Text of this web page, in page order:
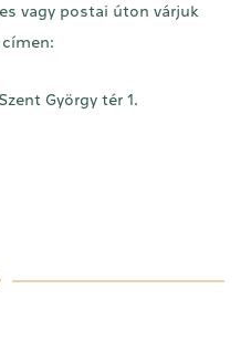
vagy postai úton várjuk
címen:
György tér 1.